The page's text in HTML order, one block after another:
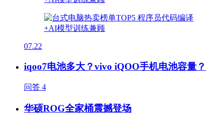
07.22
iqoo7电池多大？vivo iQOO手机电池容量？
问答 4
华硕ROG全家桶震撼登场